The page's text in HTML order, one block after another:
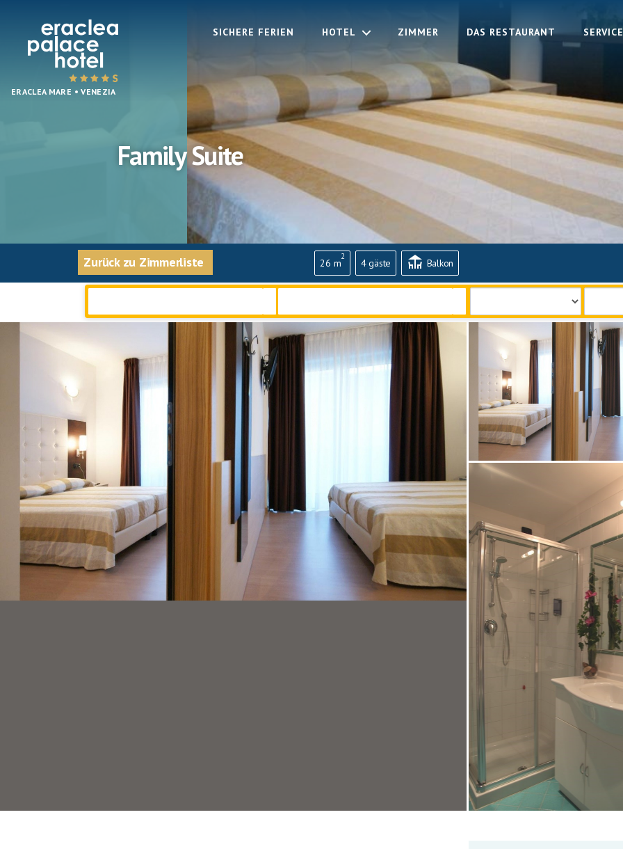
Eraclea
ERACLEA MARE • VENEZIA
SICHERE FERIEN HOTEL ZIMMER DAS RESTAURANT SERVICE
Family Suite
Zurück zu Zimmerliste 26 m
2
4 gäste deck Balkon